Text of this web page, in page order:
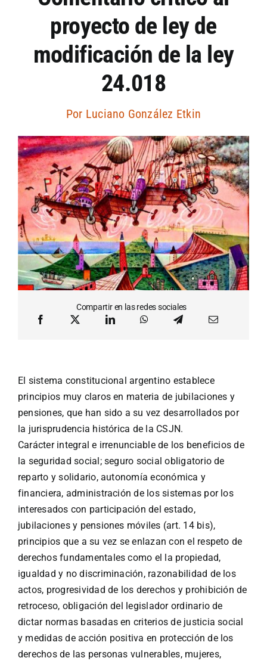
Artículos por autor
Artículos por sección
proyecto de ley de
modificación de la ley
24.018
Por Luciano González Etkin
Compartir en las redes sociales
El sistema constitucional argentino establece
principios muy claros en materia de jubilaciones y
pensiones, que han sido a su vez desarrollados por
la jurisprudencia histórica de la CSJN.
Carácter integral e irrenunciable de los beneficios de
la seguridad social; seguro social obligatorio de
reparto y solidario, autonomía económica y
financiera, administración de los sistemas por los
interesados con participación del estado,
jubilaciones y pensiones móviles (art. 14 bis),
principios que a su vez se enlazan con el respeto de
derechos fundamentales como el la propiedad,
igualdad y no discriminación, razonabilidad de los
actos, progresividad de los derechos y prohibición de
retroceso, obligación del legislador ordinario de
dictar normas basadas en criterios de justicia social
y medidas de acción positiva en protección de los
derechos de las personas vulnerables, mujeres,